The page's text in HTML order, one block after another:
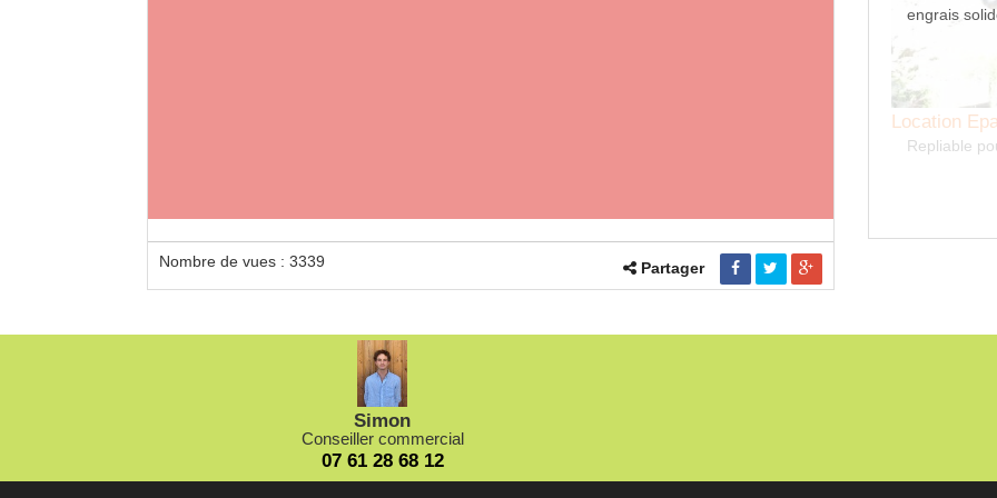
Nombre de vues : 3339 Partager
engrais
Location
Repliable
Simon
Conseiller commercial
07 61 28 68 12